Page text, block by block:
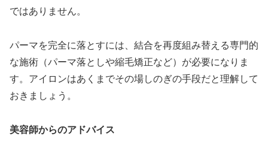
ではありません。
パーマを完全に落とすには、結合を再度組み替える専門的
な施術（パーマ落としや縮毛矯正など）が必要になりま
す。アイロンはあくまでその場しのぎの手段だと理解して
おきましょう。
美容師からのアドバイス